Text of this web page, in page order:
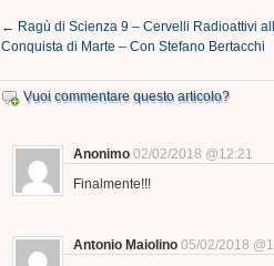
← Ragù di Scienza 9 – Cervelli Radioattivi
Conquista di Marte – Con Stefano Bertacchi
Vuoi commentare questo articolo?
Anonimo 02/02/2018 @12:21
Finalmente!!!
Antonio Maiolino 05/02/2018